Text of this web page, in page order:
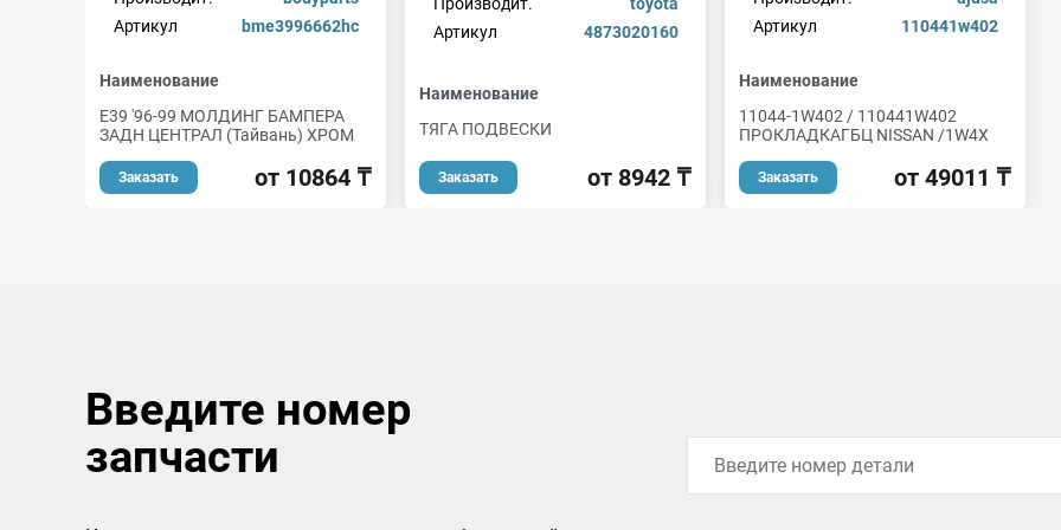
Артикул
bme3996662hc
Наименование
E39 '96-99 МОЛДИНГ БАМПЕРА
ЗАДН ЦЕНТРАЛ (Тайвань) ХРОМ
Заказать от 10864 ₸
Производит.
toyota
Артикул
4873020160
Наименование
ТЯГА ПОДВЕСКИ
Заказать от 8942 ₸
Артикул
110441w402
Наименование
11044-1W402 / 110441W402
ПРОКЛАДКАГБЦ NISSAN /1W4X
Заказать от 49011 ₸
Введите номер
запчасти